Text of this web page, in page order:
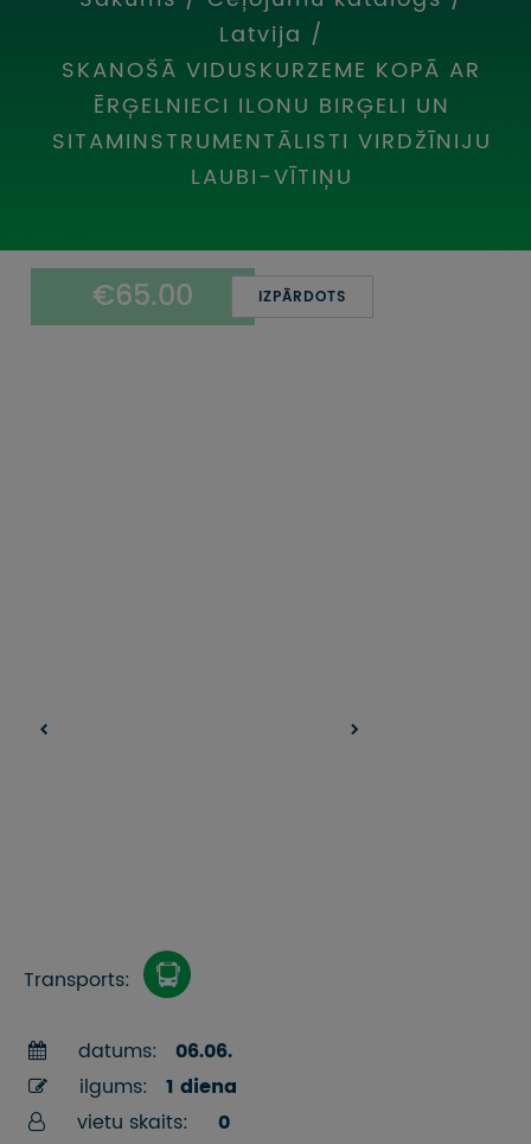
UZŅEMOŠAIS TŪRISMS
IMPRO KONKURSI
PIRMSLĪGUMA INFORMĀCIJA, KLIENTA LĪGUMS,
CEĻOJUMU APDROŠINĀŠANA
VĪZU ANKETAS
PIEMIŅAS ISTABA
Latvija /
SKANOŠĀ VIDUSKURZEME KOPĀ AR
ĒRĢELNIECI ILONU BIRĢELI UN
SITAMINSTRUMENTĀLISTI VIRDŽĪNIJU
LAUBI-VĪTIŅU
€65.00 IZPĀRDOTS
Transports:
datums:
06.06.
ilgums:
1 diena
vietu skaits:
0